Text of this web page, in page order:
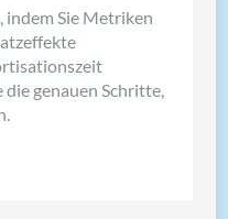
indem Sie Metriken
genauen Schritte,